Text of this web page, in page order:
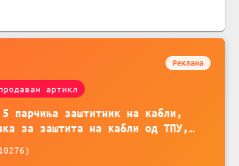
Реклама
артикл
парчиња заштитник на кабли,
за заштита на кабли од ТПУ,
за заштита на кабли, без
за мобилни телефони, комплет
10276)